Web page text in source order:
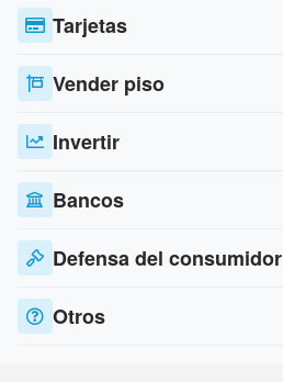
Tarjetas
Vender piso
Invertir
Bancos
Defensa del consumidor
Otros